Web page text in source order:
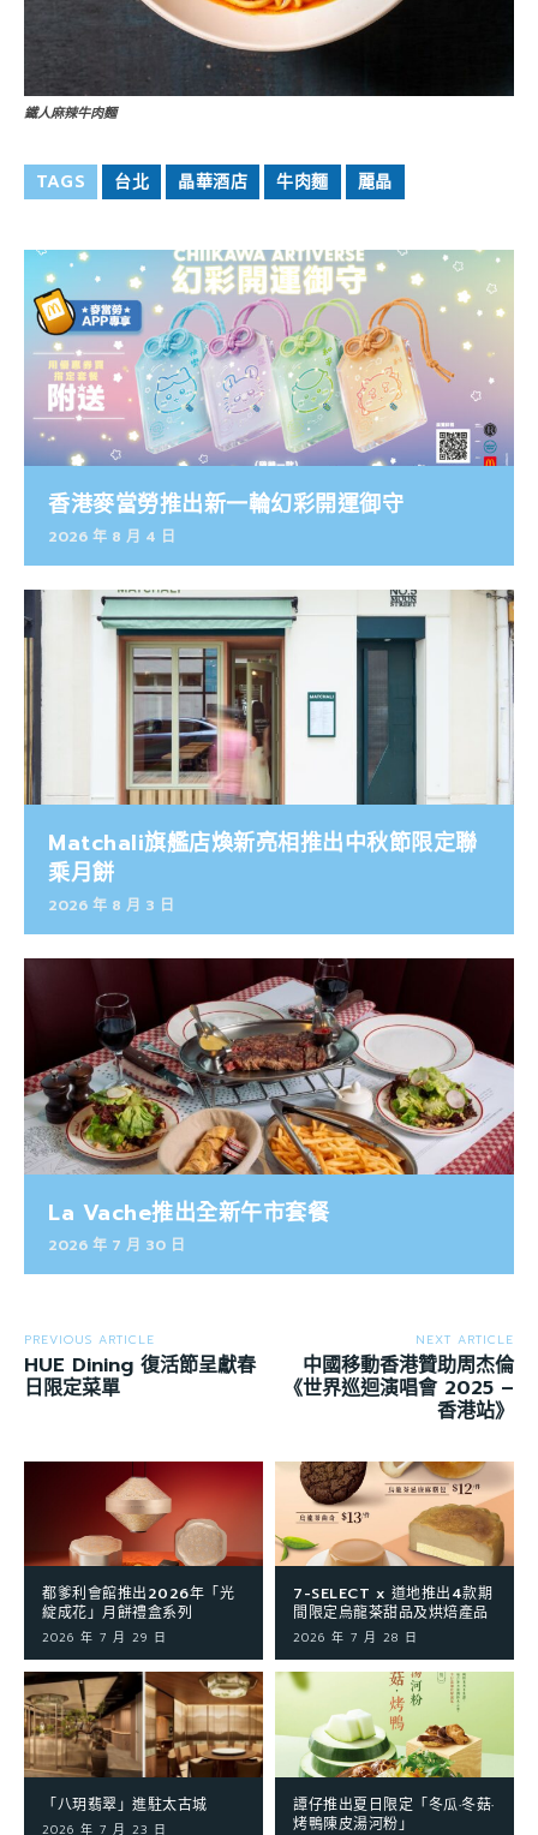
鐵人麻辣牛肉麵
TAGS 台北 晶華酒店 牛肉麵 麗晶
香港麥當勞推出新一輪幻彩開運御守
2026 年 8 月 4 日
Matchali旗艦店煥新亮相推出中秋節限定聯
乘月餅
2026 年 8 月 3 日
La Vache推出全新午市套餐
2026 年 7 月 30 日
PREVIOUS ARTICLE
HUE Dining 復活節呈獻春
日限定菜單
NEXT ARTICLE
中國移動香港贊助周杰倫
《世界巡迴演唱會 2025 –
香港站》
都爹利會館推出2026年「光
綻成花」月餅禮盒系列
2026 年 7 月 29 日
7-SELECT x 道地推出4款期
間限定烏龍茶甜品及烘焙產品
2026 年 7 月 28 日
「八玥翡翠」進駐太古城
2026 年 7 月 23 日
譚仔推出夏日限定「冬瓜·冬菇·
烤鴨陳皮湯河粉」